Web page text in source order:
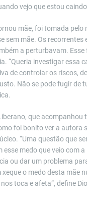
vejo que estou
mãe, foi tomada pelo
sem mãe. Os recorrentes
a perturbavam. Esse
“Queria investigar essa
de controlar os riscos,
Não se pode fugir de
que acompanhou
foi bonito ver a autora
“Uma questão que
esse medo que veio com
ou dar um problema
o medo desta mãe
toca e afeta”, define